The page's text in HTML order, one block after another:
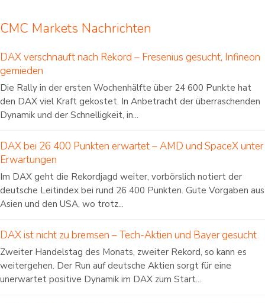
CMC Markets Nachrichten
DAX verschnauft nach Rekord – Fresenius gesucht, Infineon
gemieden
Die Rally in der ersten Wochenhälfte über 24 600 Punkte hat
den DAX viel Kraft gekostet. In Anbetracht der überraschenden
Dynamik und der Schnelligkeit, in...
DAX bei 26 400 Punkten erwartet – AMD und SpaceX unter
Erwartungen
Im DAX geht die Rekordjagd weiter, vorbörslich notiert der
deutsche Leitindex bei rund 26 400 Punkten. Gute Vorgaben aus
Asien und den USA, wo trotz...
DAX ist nicht zu bremsen – Tech-Aktien und Bayer gesucht
Zweiter Handelstag des Monats, zweiter Rekord, so kann es
weitergehen. Der Run auf deutsche Aktien sorgt für eine
unerwartet positive Dynamik im DAX zum Start...